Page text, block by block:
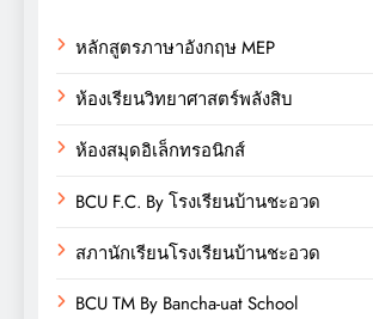
หลักสูตรภาษาอังกฤษ MEP
ห้องเรียนวิทยาศาสตร์พลังสิบ
ห้องสมุดอิเล็กทรอนิกส์
BCU F.C. By โรงเรียนบ้านชะอวด
สภานักเรียนโรงเรียนบ้านชะอวด
BCU TM By Bancha-uat School